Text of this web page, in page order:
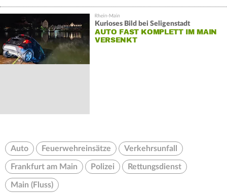
Kurioses Bild bei Seligenstadt
AUTO FAST KOMPLETT IM MAIN
VERSENKT
Auto Feuerwehreinsätze Verkehrsunfall
Frankfurt am Main Polizei Rettungsdienst
Main (Fluss)